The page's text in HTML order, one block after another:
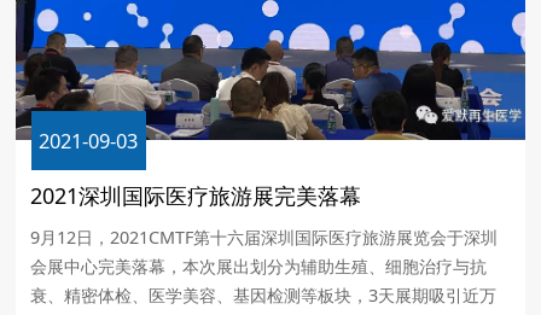
2021深圳国际医疗旅游展完美落幕
2021-09-03
9月12日，2021CMTF第十六届深圳国际医疗旅游展览会于深圳
会展中心完美落幕，本次展出划分为辅助生殖、细胞治疗与抗
衰、精密体检、医学美容、基因检测等板块，3天展期吸引近万